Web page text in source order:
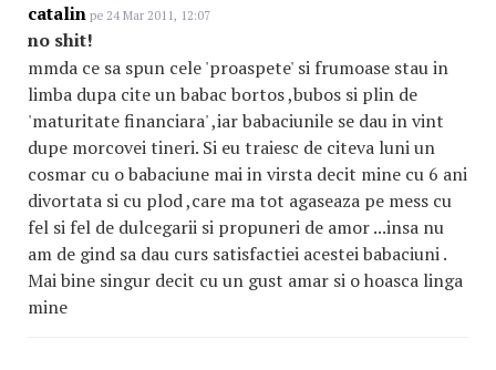
catalin pe 24 Mar 2011, 12:07
no shit!
mmda ce sa spun cele 'proaspete' si frumoase stau in
limba dupa cite un babac bortos ,bubos si plin de
'maturitate financiara' ,iar babaciunile se dau in vint
dupe morcovei tineri. Si eu traiesc de citeva luni un
cosmar cu o babaciune mai in virsta decit mine cu 6 ani
divortata si cu plod ,care ma tot agaseaza pe mess cu
fel si fel de dulcegarii si propuneri de amor ...insa nu
am de gind sa dau curs satisfactiei acestei babaciuni .
Mai bine singur decit cu un gust amar si o hoasca linga
mine